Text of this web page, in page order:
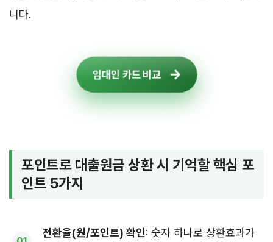
니다.
임대인 카드 비교
포인트로 대출원금 상환 시 기억할 핵심 포
인트 5가지
전환율(원/포인트) 확인: 숫자 하나로 상환효과가